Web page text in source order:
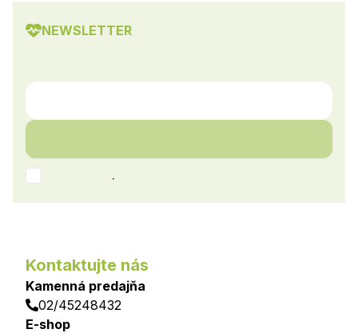
NEWSLETTER
.
Kontaktujte nás
Kamenná predajňa
02/45248432
E-shop